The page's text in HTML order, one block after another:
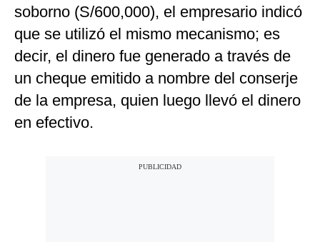
soborno (S/600,000), el empresario indicó
que se utilizó el mismo mecanismo; es
decir, el dinero fue generado a través de
un cheque emitido a nombre del conserje
de la empresa, quien luego llevó el dinero
en efectivo.